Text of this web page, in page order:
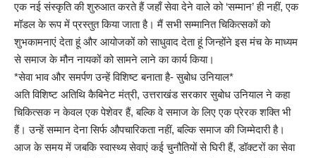
एक नई संस्कृति की शुरुआत करते हैं जहाँ सेवा देने वाले को ‘सम्मान’ ही नहीं, एक
मॉडल के रूप में प्रस्तुत किया जाता है। मैं सभी सम्मानित चिकित्सकों को
शुभकामनाएं देता हूं और आयोजकों को साधुवाद देता हूं जिन्होंने इस मंच के माध्यम
से समाज के मौन नायकों को सामने लाने का कार्य किया।
*सेवा भाव और समर्पण उन्हें विशिष्ट बनाता है- सुबोध उनियाल*
अति विशिष्ट अतिथि कैबिनेट मंत्री, उत्तराखंड सरकार सुबोध उनियाल ने कहा
चिकित्सक न केवल एक पेशेवर हैं, बल्कि वे समाज के लिए एक प्रेरक शक्ति भी
हैं। उन्हें सम्मान देना सिर्फ औपचारिकता नहीं, बल्कि समाज की जिम्मेदारी है।
आज के समय में जबकि स्वास्थ्य सेवाएं कई चुनौतियों से घिरी हैं, डॉक्टरों का सेवा